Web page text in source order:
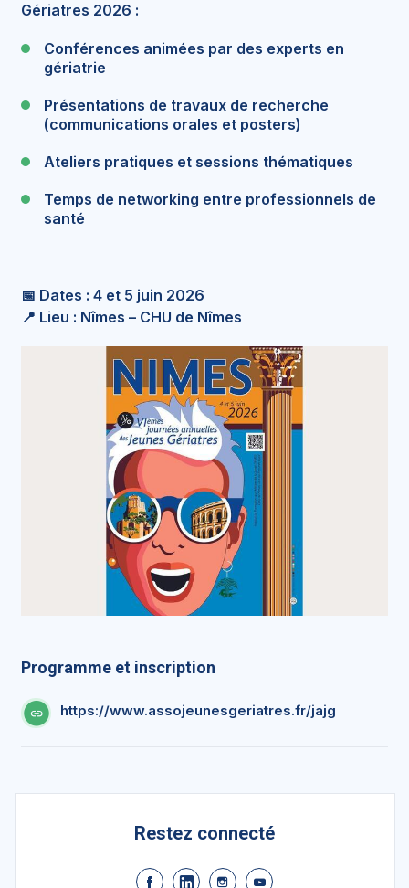
Gériatres 2026 :
Conférences animées par des experts en
gériatrie
Présentations de travaux de recherche
(communications orales et posters)
Ateliers pratiques et sessions thématiques
Temps de networking entre professionnels de
santé
📅 Dates : 4 et 5 juin 2026
📍 Lieu : Nîmes – CHU de Nîmes
Programme et inscription
https://www.assojeunesgeriatres.fr/jajg
Restez connecté